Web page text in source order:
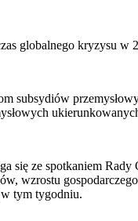
globalnego kryzysu w
subsydiów
się ze spotkaniem
wzrostu
tym tygodniu.